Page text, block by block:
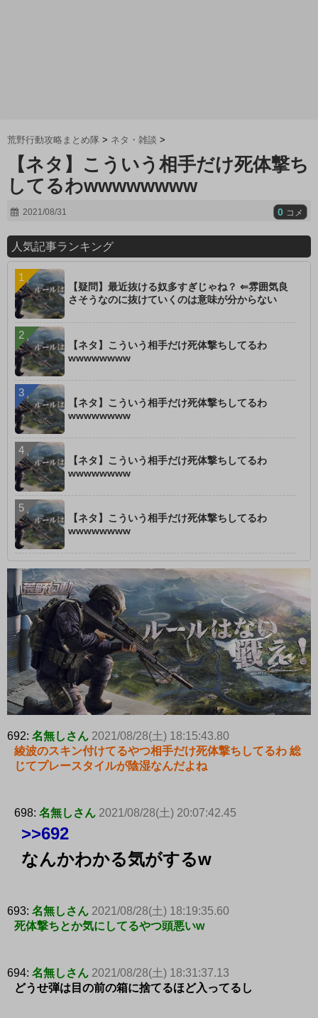
荒野行動攻略まとめ隊 > ネタ・雑談 >
【ネタ】こういう相手だけ死体撃ち
してるわwwwwwwww
2021/08/31 0 コメ
人気記事ランキング
【疑問】最近抜ける奴多すぎじゃね？ ⇐雰囲気良
さそうなのに抜けていくのは意味が分からない
【ネタ】こういう相手だけ死体撃ちしてるわ
wwwwwwww
【ネタ】こういう相手だけ死体撃ちしてるわ
wwwwwwww
【ネタ】こういう相手だけ死体撃ちしてるわ
wwwwwwww
【ネタ】こういう相手だけ死体撃ちしてるわ
wwwwwwww
692: 名無しさん 2021/08/28(土) 18:15:43.80
綾波のスキン付けてるやつ相手だけ死体撃ちしてるわ 総
じてプレースタイルが陰湿なんだよね
698: 名無しさん 2021/08/28(土) 20:07:42.45
>>692
なんかわかる気がするw
693: 名無しさん 2021/08/28(土) 18:19:35.60
死体撃ちとか気にしてるやつ頭悪いw
694: 名無しさん 2021/08/28(土) 18:31:37.13
どうせ弾は目の前の箱に捨てるほど入ってるし